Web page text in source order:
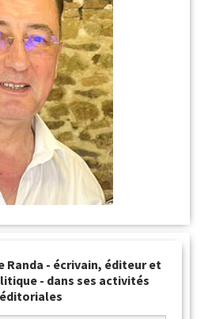
Randa - écrivain, éditeur et
- dans ses activités
éditoriales